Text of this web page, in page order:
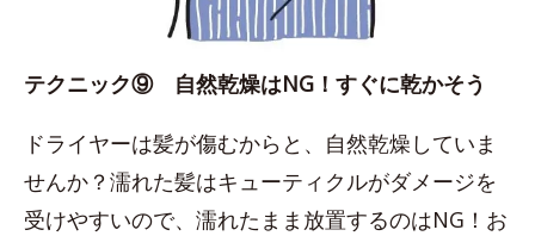
テクニック⑨ 自然乾燥はNG！すぐに乾かそう
ドライヤーは髪が傷むからと、自然乾燥していま
せんか？濡れた髪はキューティクルがダメージを
受けやすいので、濡れたまま放置するのはNG！お